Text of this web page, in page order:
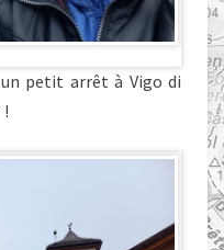
petit arrêt à Vigo di